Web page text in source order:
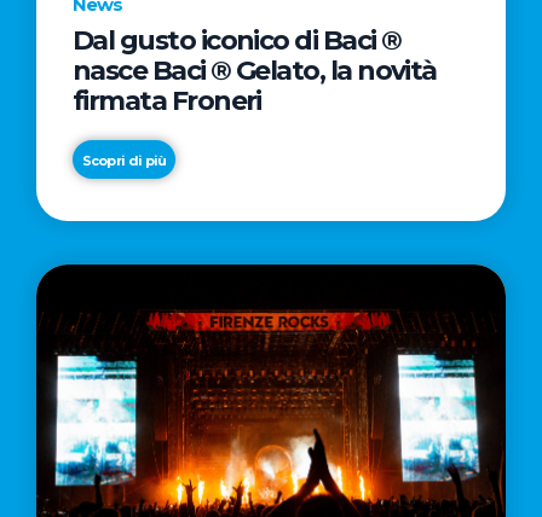
Dal gusto iconico di Baci ®
nasce Baci ® Gelato, la novità
firmata Froneri
Scopri di più